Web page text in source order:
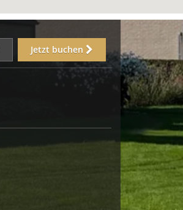
Jetzt buchen